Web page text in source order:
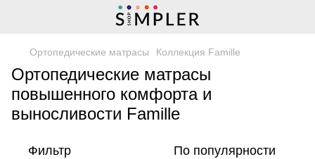
Ортопедические матрасы Коллекция Famille
Ортопедические матрасы
повышенного комфорта и
выносливости Famille
Фильтр По популярности